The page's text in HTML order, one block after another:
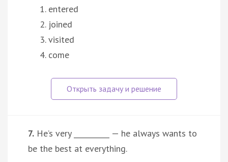
entered
joined
visited
come
7. He’s very __________ — he always wants to
be the best at everything.